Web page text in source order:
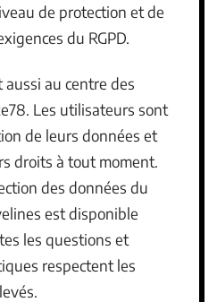
de protection et de
du RGPD.
aussi au centre des
Les utilisateurs sont
de leurs données et
droits à tout moment.
des données du
est disponible
les questions et
respectent les